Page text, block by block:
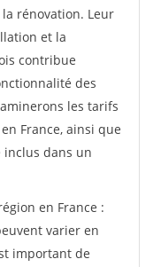
rénovation. Leur
et la
contribue
des
les tarifs
France, ainsi que
inclus dans un
en France :
varier en
important de